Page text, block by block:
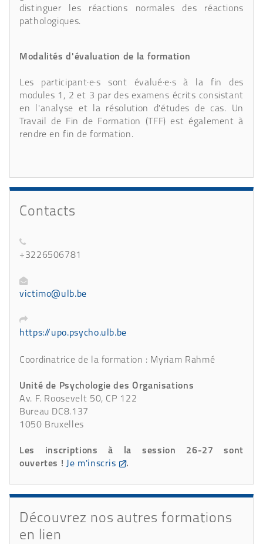
distinguer les réactions normales des réactions
pathologiques.
Modalités d'évaluation de la formation
Les participant·e·s sont évalué·e·s à la fin des
modules 1, 2 et 3 par des examens écrits consistant
en l'analyse et la résolution d'études de cas. Un
Travail de Fin de Formation (TFF) est également à
rendre en fin de formation.
Contacts
+3226506781
victimo@ulb.be
https://upo.psycho.ulb.be
Coordinatrice de la formation : Myriam Rahmé
Unité de Psychologie des Organisations
Av. F. Roosevelt 50, CP 122
Bureau DC8.137
1050 Bruxelles
Les inscriptions à la session 26-27 sont
ouvertes !Je m'inscris .
Découvrez nos autres formations
en lien